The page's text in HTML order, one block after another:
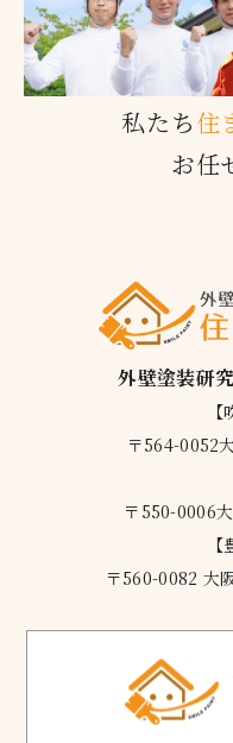
私たち住
お任
外壁塗装研
〒564-0052
〒550-0006
〒560-0082 大